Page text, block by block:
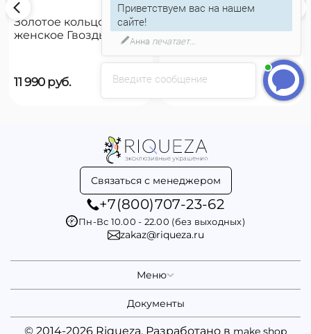
Золотое кольцо
женское Гвоздь
11 990 руб.
женское на руку
UNOde50 Reward
9 790руб.
Связаться с менеджером
+7(800)707-23-62
Пн-Вс 10.00 - 22.00 (без выходных)
zakaz@riqueza.ru
Меню
© 2014-2026 Riqueza. Разработано в make shop
Документы
Введите сообщение
Приветствуем вас на нашем
сайте!
Анна печатает...